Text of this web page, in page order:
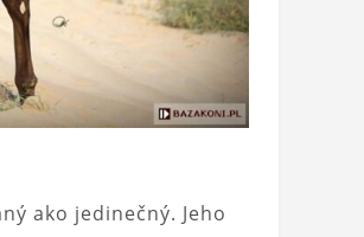
ako jedinečný. Jeho